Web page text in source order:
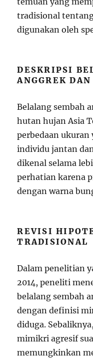
tradisional
digunakan oleh
DESKRIPSI
ANGGREK
Belalang sembah
hutan hujan Asia
perbedaan
individu jantan
dikenal selama
perhatian karena
dengan warna
REVISI
TRADISIONAL
Dalam penelitian
2014, peneliti
belalang sembah
dengan definisi
diduga.
mimikri agresif
memungkinkan